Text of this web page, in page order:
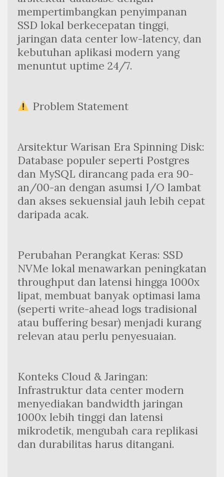
mempertimbangkan penyimpanan
SSD lokal berkecepatan tinggi,
jaringan data center low-latency, dan
kebutuhan aplikasi modern yang
menuntut uptime 24/7.
Problem Statement
Arsitektur Warisan Era Spinning Disk:
Database populer seperti Postgres
dan MySQL dirancang pada era 90-
an/00-an dengan asumsi I/O lambat
dan akses sekuensial jauh lebih cepat
daripada acak.
Perubahan Perangkat Keras: SSD
NVMe lokal menawarkan peningkatan
throughput dan latensi hingga 1000x
lipat, membuat banyak optimasi lama
(seperti write-ahead logs tradisional
atau buffering besar) menjadi kurang
relevan atau perlu penyesuaian.
Konteks Cloud & Jaringan:
Infrastruktur data center modern
menyediakan bandwidth jaringan
1000x lebih tinggi dan latensi
mikrodetik, mengubah cara replikasi
dan durabilitas harus ditangani.